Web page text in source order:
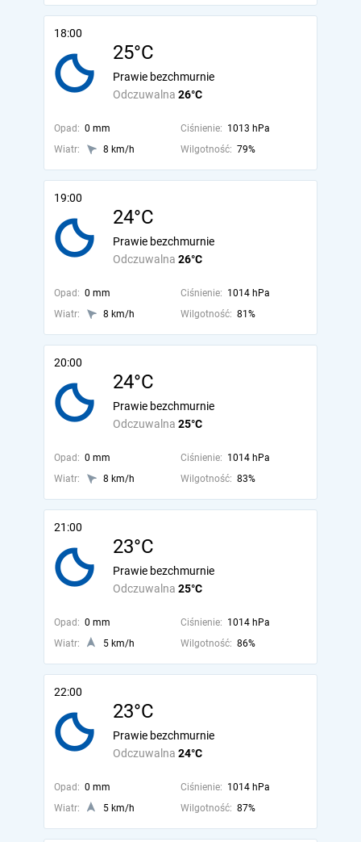
18:00
25°C
Odczuwalna 26°C
Prawie bezchmurnie
Opad: 0 mm Ciśnienie: 1013 hPa
Wiatr:
8 km/h Wilgotność: 79%
19:00
24°C
Odczuwalna 26°C
Prawie bezchmurnie
Opad: 0 mm Ciśnienie: 1014 hPa
Wiatr:
8 km/h Wilgotność: 81%
20:00
24°C
Odczuwalna 25°C
Prawie bezchmurnie
Opad: 0 mm Ciśnienie: 1014 hPa
Wiatr:
8 km/h Wilgotność: 83%
21:00
23°C
Odczuwalna 25°C
Prawie bezchmurnie
Opad: 0 mm Ciśnienie: 1014 hPa
Wiatr:
5 km/h Wilgotność: 86%
22:00
23°C
Odczuwalna 24°C
Prawie bezchmurnie
Opad: 0 mm Ciśnienie: 1014 hPa
Wiatr:
5 km/h Wilgotność: 87%